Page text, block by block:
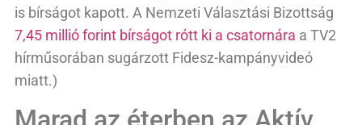
is bírságot kapott. A Nemzeti Választási Bizottság
7,45 millió forint bírságot rótt ki a csatornára a TV2
hírműsorában sugárzott Fidesz-kampányvideó
miatt.)